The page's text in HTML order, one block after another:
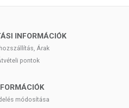
INFORMÁCIÓK
Árak
pontok
módosítása